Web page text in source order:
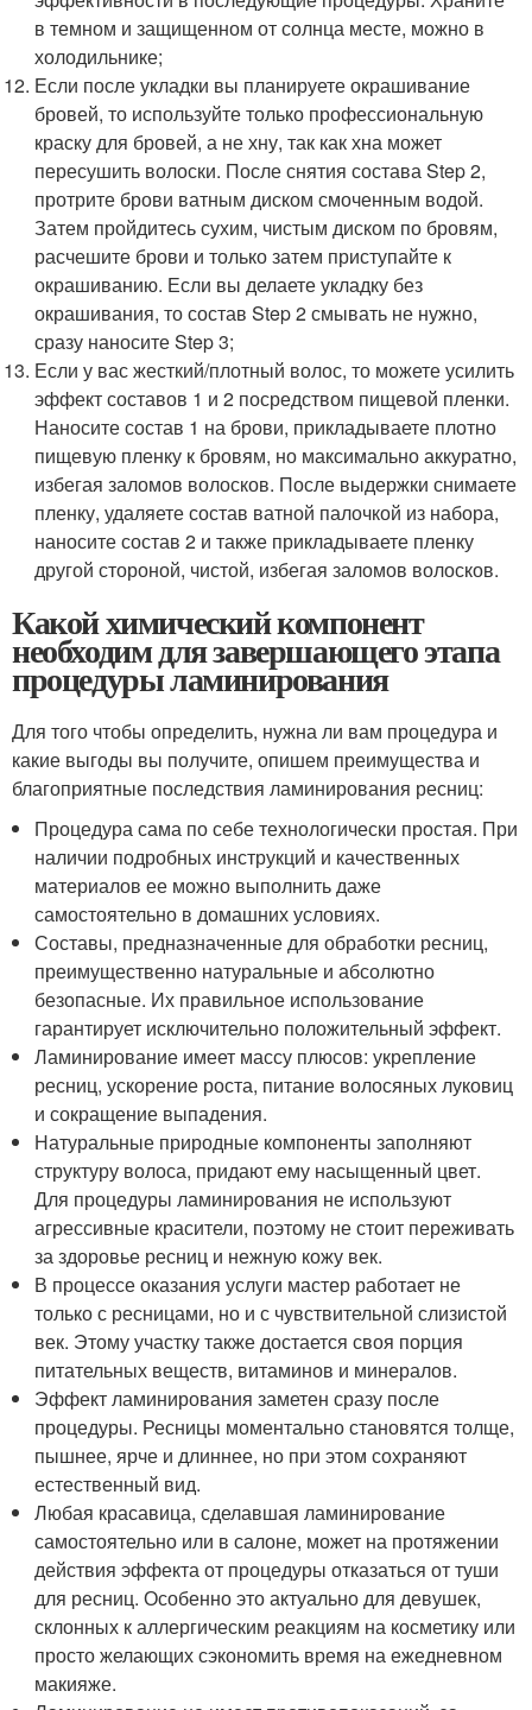
в темном и защищенном от солнца месте, можно в
холодильнике;
Если после укладки вы планируете окрашивание
бровей, то используйте только профессиональную
краску для бровей, а не хну, так как хна может
пересушить волоски. После снятия состава Step 2,
протрите брови ватным диском смоченным водой.
Затем пройдитесь сухим, чистым диском по бровям,
расчешите брови и только затем приступайте к
окрашиванию. Если вы делаете укладку без
окрашивания, то состав Step 2 смывать не нужно,
сразу наносите Step 3;
Если у вас жесткий/плотный волос, то можете усилить
эффект составов 1 и 2 посредством пищевой пленки.
Наносите состав 1 на брови, прикладываете плотно
пищевую пленку к бровям, но максимально аккуратно,
избегая заломов волосков. После выдержки снимаете
пленку, удаляете состав ватной палочкой из набора,
наносите состав 2 и также прикладываете пленку
другой стороной, чистой, избегая заломов волосков.
Какой химический компонент
необходим для завершающего этапа
процедуры ламинирования
Для того чтобы определить, нужна ли вам процедура и
какие выгоды вы получите, опишем преимущества и
благоприятные последствия ламинирования ресниц:
Процедура сама по себе технологически простая. При
наличии подробных инструкций и качественных
материалов ее можно выполнить даже
самостоятельно в домашних условиях.
Составы, предназначенные для обработки ресниц,
преимущественно натуральные и абсолютно
безопасные. Их правильное использование
гарантирует исключительно положительный эффект.
Ламинирование имеет массу плюсов: укрепление
ресниц, ускорение роста, питание волосяных луковиц
и сокращение выпадения.
Натуральные природные компоненты заполняют
структуру волоса, придают ему насыщенный цвет.
Для процедуры ламинирования не используют
агрессивные красители, поэтому не стоит переживать
за здоровье ресниц и нежную кожу век.
В процессе оказания услуги мастер работает не
только с ресницами, но и с чувствительной слизистой
век. Этому участку также достается своя порция
питательных веществ, витаминов и минералов.
Эффект ламинирования заметен сразу после
процедуры. Ресницы моментально становятся толще,
пышнее, ярче и длиннее, но при этом сохраняют
естественный вид.
Любая красавица, сделавшая ламинирование
самостоятельно или в салоне, может на протяжении
действия эффекта от процедуры отказаться от туши
для ресниц. Особенно это актуально для девушек,
склонных к аллергическим реакциям на косметику или
просто желающих сэкономить время на ежедневном
макияже.